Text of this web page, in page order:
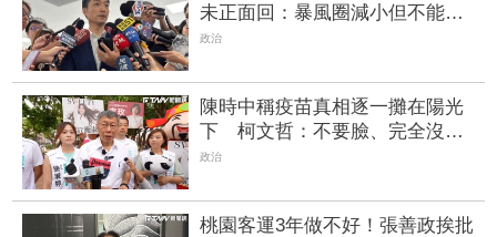
未正面回：暴風圈減小但不能掉
以輕心
政治
陳時中稱疫苗真相逐一攤在陽光
下 柯文哲：不要臉、完全沒天
良沒良心
政治
桃園客運3年做不好！張善政挨批